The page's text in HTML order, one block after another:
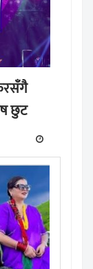
छुट